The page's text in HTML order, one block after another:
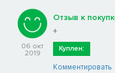
06 окт
2019
Отзыв к
+
Куплен:
Комментировать